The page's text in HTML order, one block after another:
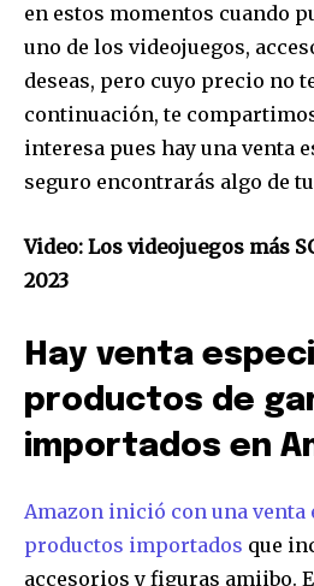
en estos momentos cuando
uno de los videojuegos,
deseas, pero cuyo precio no
continuación, te
interesa pues hay una venta
seguro encontrarás algo de
Video: Los videojuegos más
2023
Hay venta
productos de
importados en
Amazon inició con una venta
productos importados que
accesorios y figuras amiibo.